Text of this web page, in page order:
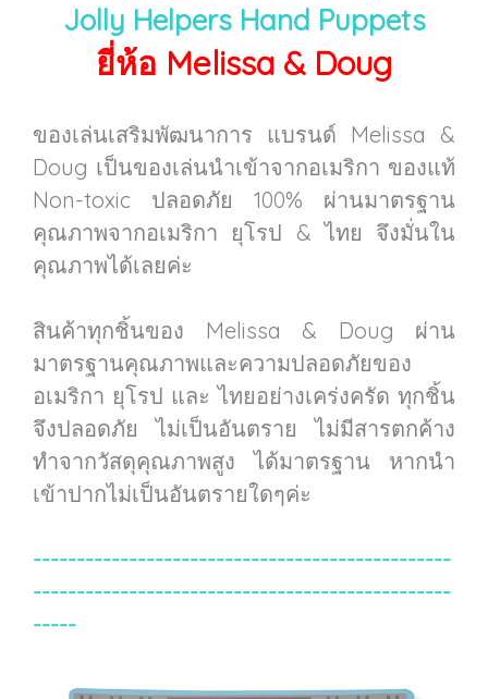
Jolly Helpers Hand Puppets
ยี่ห้อ Melissa & Doug
ของเล่นเสริมพัฒนาการ แบรนด์ Melissa &
Doug เป็นของเล่นนำเข้าจากอเมริกา ของแท้
Non-toxic ปลอดภัย 100% ผ่านมาตรฐาน
คุณภาพจากอเมริกา ยุโรป & ไทย จึงมั่นใน
คุณภาพได้เลยค่ะ
สินค้าทุกชิ้นของ Melissa & Doug ผ่าน
มาตรฐานคุณภาพและความปลอดภัยของ
อเมริกา ยุโรป และ ไทยอย่างเคร่งครัด ทุกชิ้น
จึงปลอดภัย ไม่เป็นอันตราย ไม่มีสารตกค้าง
ทำจากวัสดุคุณภาพสูง ได้มาตรฐาน หากนำ
เข้าปากไม่เป็นอันตรายใดๆค่ะ
------------------------------------------------
------------------------------------------------
-----